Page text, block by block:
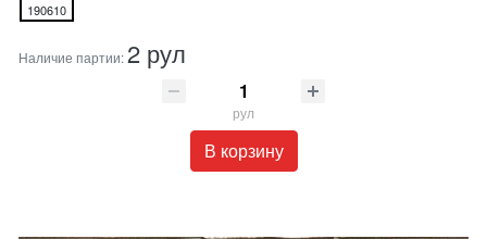
190610
Наличие партии: 2 рул
рул
В корзину